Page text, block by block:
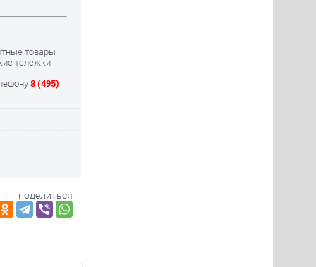
товары
тележки
8 (495)
поделиться